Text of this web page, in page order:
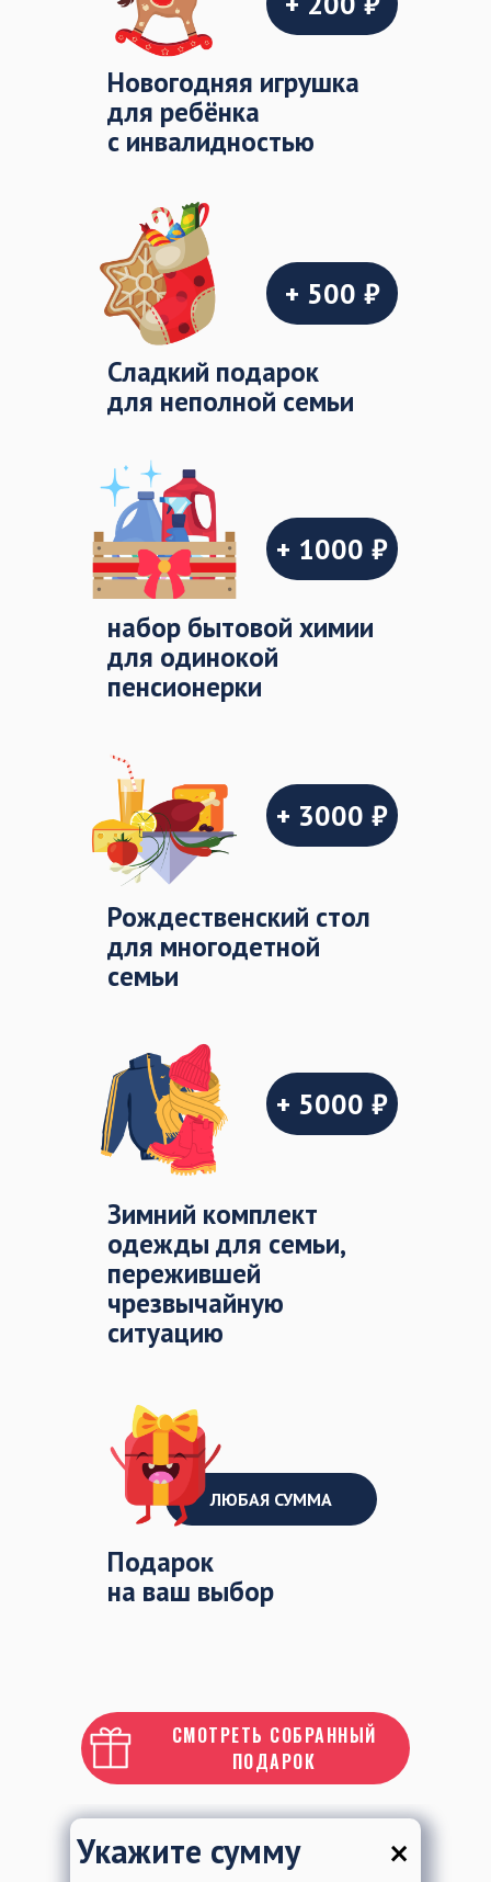
СМОТРЕТЬ СОБРАННЫЙ
ПОДАРОК
Новогодняя игрушка
для ребёнка
с инвалидностью
Cладкий подарок
для неполной семьи
+ 500 ₽
набор бытовой химии
для одинокой
пенсионерки
+ 1000 ₽
Рождественский стол
для многодетной
семьи
+ 3000 ₽
Зимний комплект
одежды для семьи,
пережившей
чрезвычайную
ситуацию
+ 5000 ₽
Подарок
на ваш выбор
ЛЮБАЯ СУММА
Укажите сумму ×